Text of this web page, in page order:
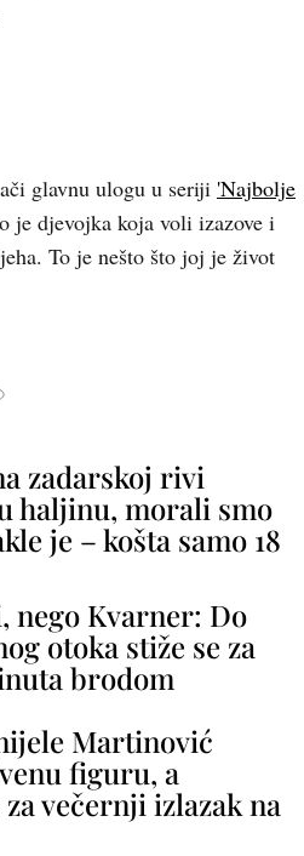
glavnu ulogu u seriji 'Najbolje
je djevojka koja voli izazove i
To je nešto što joj je život
zadarskoj rivi
haljinu, morali smo
je – košta samo 18
nego Kvarner: Do
otoka stiže se za
brodom
Martinović
figuru, a
večernji izlazak na